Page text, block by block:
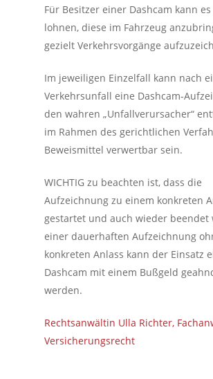
Für Besitzer einer Dashcam kann
lohnen, diese im Fahrzeug
gezielt Verkehrsvorgänge
Im jeweiligen Einzelfall kann nach
Verkehrsunfall eine Dashcam-
den wahren „Unfallverursacher“
im Rahmen des gerichtlichen
Beweismittel verwertbar sein.
WICHTIG zu beachten ist, dass die
Aufzeichnung zu einem konkreten
gestartet und auch wieder beendet
einer dauerhaften Aufzeichnung
konkreten Anlass kann der Einsatz
Dashcam mit einem Bußgeld
werden.
Rechtsanwältin Ulla Richter,
Versicherungsrecht